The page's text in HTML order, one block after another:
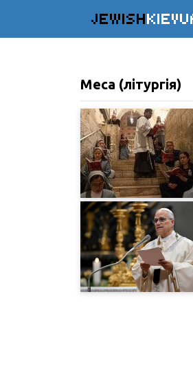
JEWISH
Меса (літургія)